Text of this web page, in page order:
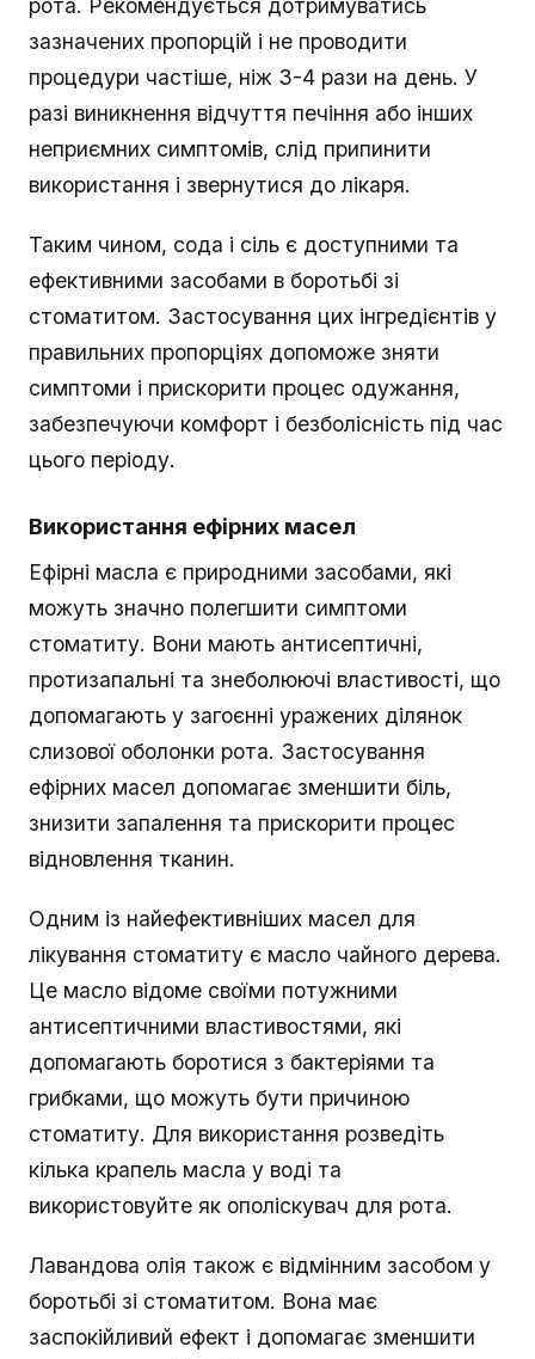
рота. Рекомендується дотримуватись
зазначених пропорцій і не проводити
процедури частіше, ніж 3-4 рази на день. У
разі виникнення відчуття печіння або інших
неприємних симптомів, слід припинити
використання і звернутися до лікаря.
Таким чином, сода і сіль є доступними та
ефективними засобами в боротьбі зі
стоматитом. Застосування цих інгредієнтів у
правильних пропорціях допоможе зняти
симптоми і прискорити процес одужання,
забезпечуючи комфорт і безболісність під час
цього періоду.
Використання ефірних масел
Ефірні масла є природними засобами, які
можуть значно полегшити симптоми
стоматиту. Вони мають антисептичні,
протизапальні та знеболюючі властивості, що
допомагають у загоєнні уражених ділянок
слизової оболонки рота. Застосування
ефірних масел допомагає зменшити біль,
знизити запалення та прискорити процес
відновлення тканин.
Одним із найефективніших масел для
лікування стоматиту є масло чайного дерева.
Це масло відоме своїми потужними
антисептичними властивостями, які
допомагають боротися з бактеріями та
грибками, що можуть бути причиною
стоматиту. Для використання розведіть
кілька крапель масла у воді та
використовуйте як ополіскувач для рота.
Лавандова олія також є відмінним засобом у
боротьбі зі стоматитом. Вона має
заспокійливий ефект і допомагає зменшити